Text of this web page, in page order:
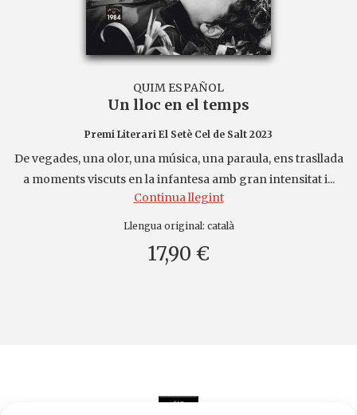
QUIM ESPAÑOL
Un lloc en el temps
Premi Literari El Setè Cel de Salt 2023
De vegades, una olor, una música, una paraula, ens trasllada
a moments viscuts en la infantesa amb gran intensitat i...
Continua llegint
Llengua original: català
17,90 €